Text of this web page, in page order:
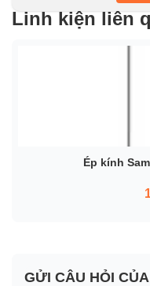
Linh kiện liên
Ép kính
GỬI CÂU HỎI